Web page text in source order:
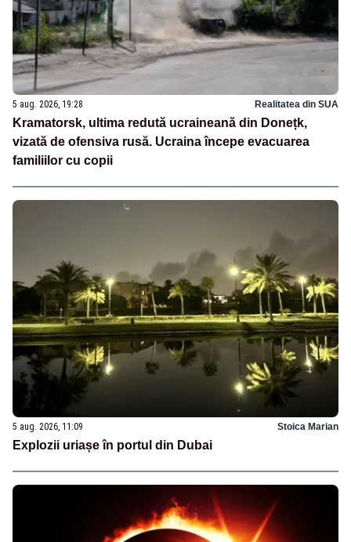
5 aug. 2026, 19:28 Realitatea din SUA
Kramatorsk, ultima redută ucraineană din Donețk,
vizată de ofensiva rusă. Ucraina începe evacuarea
familiilor cu copii
5 aug. 2026, 11:09 Stoica Marian
Explozii uriașe în portul din Dubai